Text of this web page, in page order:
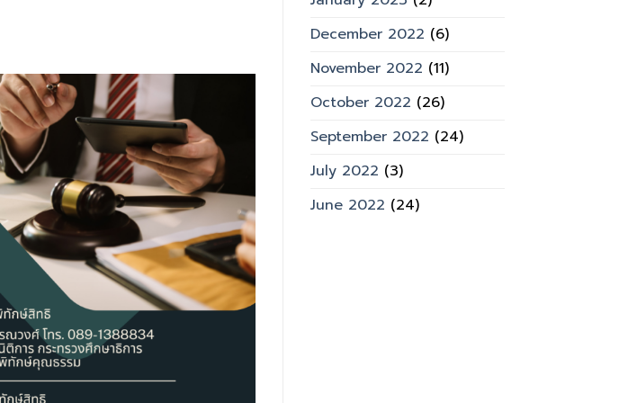
December 2022 (6)
November 2022 (11)
October 2022 (26)
September 2022 (24)
July 2022 (3)
June 2022 (24)